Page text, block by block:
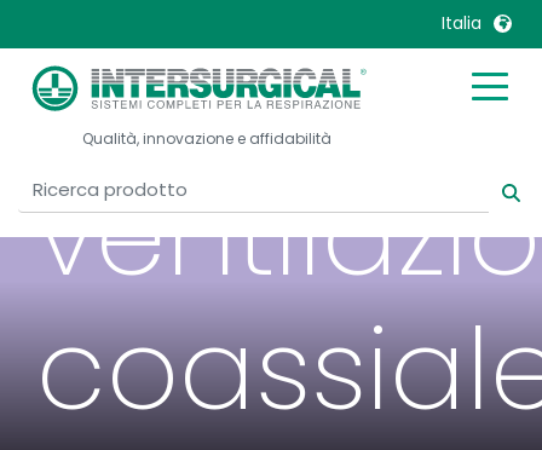
Italia
United Kingdom
United States
Belgique, Français
Canada, Français
China
Malaysia
Nederlands
Norway
Qualità, innovazione e affidabilità
Circuito